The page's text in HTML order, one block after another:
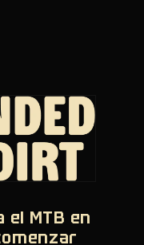
el MTB en